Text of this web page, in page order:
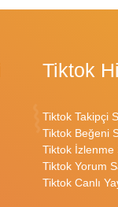
Tiktok
Tiktok Takipçi
Tiktok Beğeni
Tiktok İzlenme
Tiktok Yorum
Tiktok Canlı